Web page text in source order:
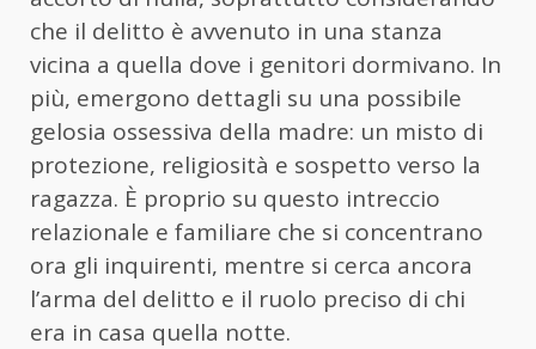
che il delitto è avvenuto in una stanza
vicina a quella dove i genitori dormivano. In
più, emergono dettagli su una possibile
gelosia ossessiva della madre: un misto di
protezione, religiosità e sospetto verso la
ragazza. È proprio su questo intreccio
relazionale e familiare che si concentrano
ora gli inquirenti, mentre si cerca ancora
l’arma del delitto e il ruolo preciso di chi
era in casa quella notte.